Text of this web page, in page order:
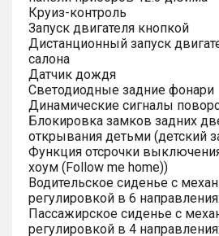
Круиз-контроль
Запуск двигателя кнопкой
Дистанционный запуск
салона
Датчик дождя
Светодиодные задние фонари
Динамические сигналы
Блокировка замков задних
открывания детьми (детский
Функция отсрочки
хоум (Follow me home))
Водительское сиденье с
регулировкой в 6
Пассажирское сиденье с
регулировкой в 4